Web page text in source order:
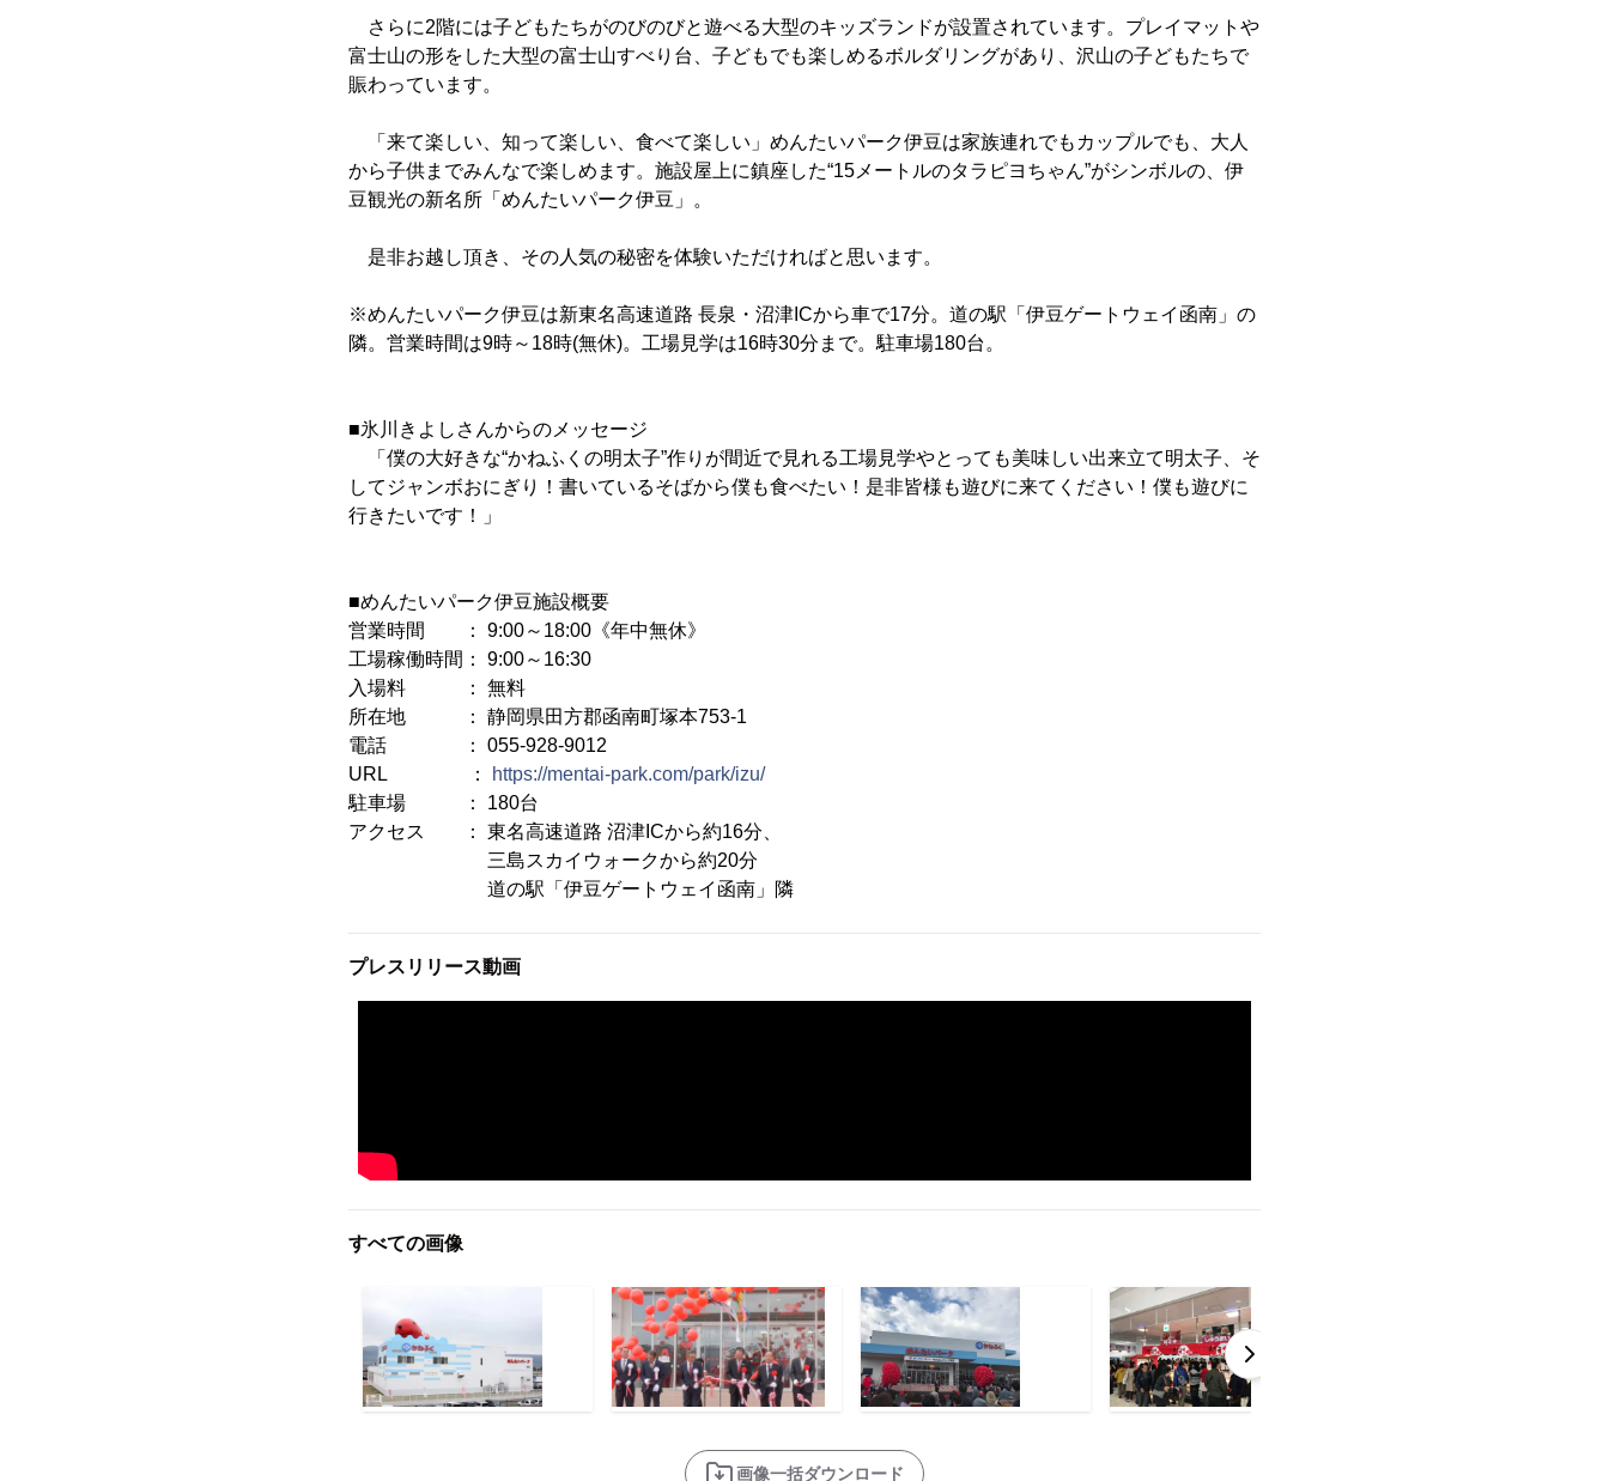
さらに2階には子どもたちがのびのびと遊べる大型のキッズランドが設置されています。プレイマットや
富士山の形をした大型の富士山すべり台、子どもでも楽しめるボルダリングがあり、沢山の子どもたちで
賑わっています。
「来て楽しい、知って楽しい、食べて楽しい」めんたいパーク伊豆は家族連れでもカップルでも、大人
から子供までみんなで楽しめます。施設屋上に鎮座した“15メートルのタラピヨちゃん”がシンボルの、伊
豆観光の新名所「めんたいパーク伊豆」。
是非お越し頂き、その人気の秘密を体験いただければと思います。
※めんたいパーク伊豆は新東名高速道路 長泉・沼津ICから車で17分。道の駅「伊豆ゲートウェイ函南」の
隣。営業時間は9時～18時(無休)。工場見学は16時30分まで。駐車場180台。
■氷川きよしさんからのメッセージ
「僕の大好きな“かねふくの明太子”作りが間近で見れる工場見学やとっても美味しい出来立て明太子、そ
してジャンボおにぎり！書いているそばから僕も食べたい！是非皆様も遊びに来てください！僕も遊びに
行きたいです！」
■めんたいパーク伊豆施設概要
営業時間 ： 9:00～18:00《年中無休》
工場稼働時間： 9:00～16:30
入場料 ： 無料
所在地 ： 静岡県田方郡函南町塚本753-1
電話 ： 055-928-9012
URL ：
https://mentai-park.com/park/izu/
駐車場 ： 180台
アクセス ： 東名高速道路 沼津ICから約16分、
三島スカイウォークから約20分
道の駅「伊豆ゲートウェイ函南」隣
プレスリリース動画
すべての画像
画像一括ダウンロード